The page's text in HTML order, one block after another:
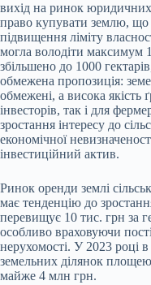
вихід на ринок юридичних
право купувати землю,
підвищення ліміту
могла володіти максимум
збільшено до 1000
обмежена пропозиція:
обмежені, а висока якість
інвесторів, так і для
зростання інтересу до
економічної
інвестиційний актив.
Ринок оренди землі
має тенденцію до
перевищує 10 тис. грн за
особливо враховуючи
нерухомості. У 2023 році
земельних ділянок
майже 4 млн грн.